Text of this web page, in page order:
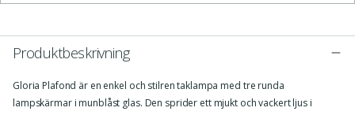
Produktbeskrivning
Gloria Plafond är en enkel och stilren taklampa med tre runda
lampskärmar i munblåst glas. Den sprider ett mjukt och vackert ljus i